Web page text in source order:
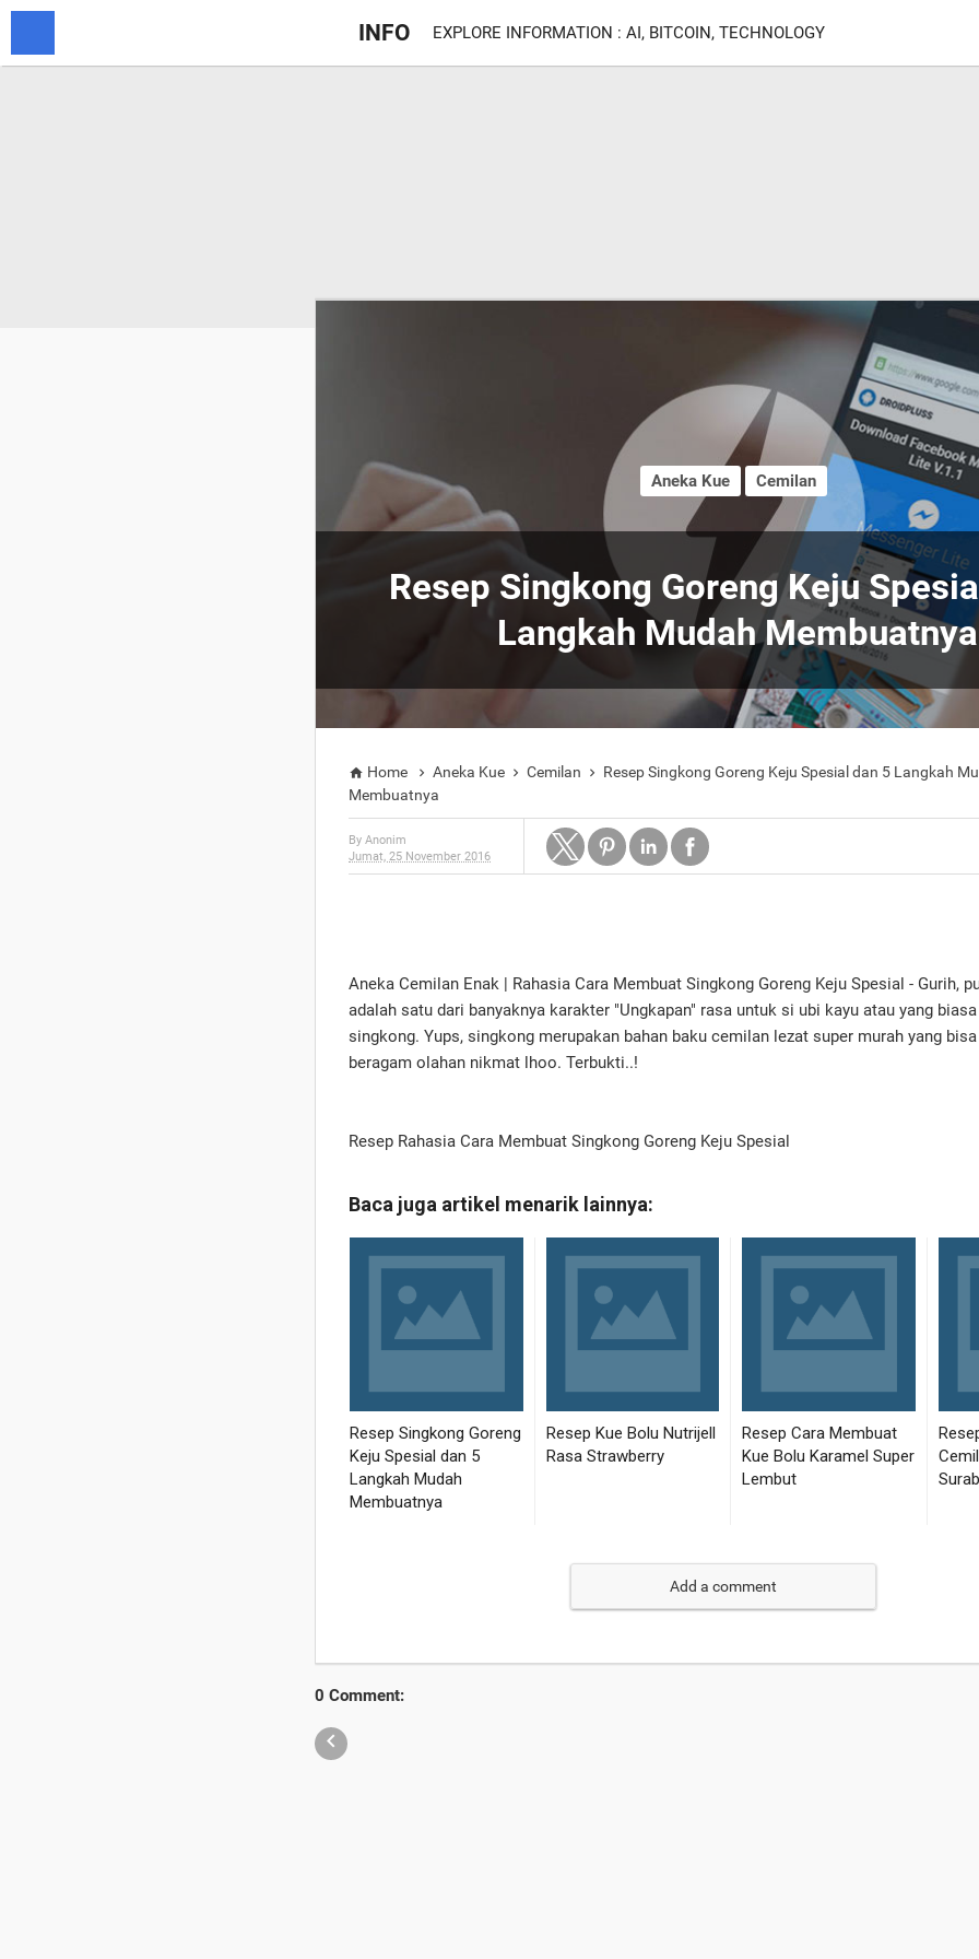
INFO EXPLORE INFORMATION : AI, BITCOIN, TECHNOLOGY
Resep Singkong Goreng Keju
Langkah Mudah Membuatnya
Aneka Kue Cemilan
 Home  Aneka Kue  Cemilan 
Resep Singkong Goreng Keju Spesial dan 5 Langkah
Membuatnya
By Anonim
Jumat, 25 November 2016
Aneka Cemilan Enak | Rahasia Cara Membuat Singkong Goreng Keju Spesial - Gurih,
adalah satu dari banyaknya karakter "Ungkapan" rasa untuk si ubi kayu atau yang
singkong. Yups, singkong merupakan bahan baku cemilan lezat super murah yang
beragam olahan nikmat lhoo. Terbukti..!
Resep Rahasia Cara Membuat Singkong Goreng Keju Spesial
Add a comment
0 Comment:
